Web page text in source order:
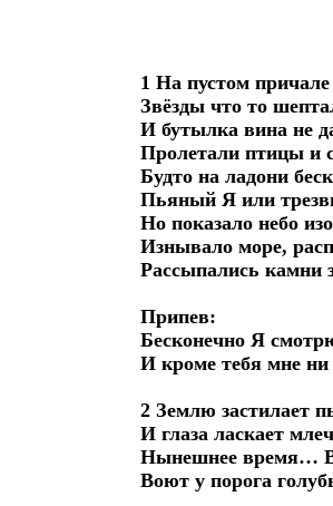
1 На пустом
Звёзды что то
И бутылка вина не
Пролетали птицы и
Будто на ладони
Пьяный Я или
Но показало небо
Изнывало море,
Рассыпались камни
Припев:
Бесконечно Я
И кроме тебя мне
2 Землю застилает
И глаза ласкает
Нынешнее время…
Воют у порога